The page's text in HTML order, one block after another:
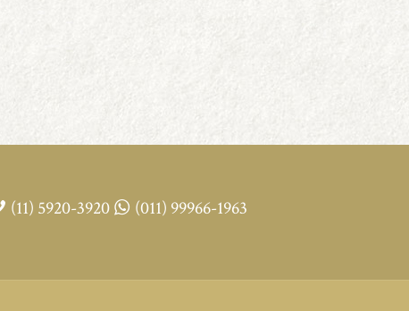
(11) 5920-3920
(011) 99966-1963